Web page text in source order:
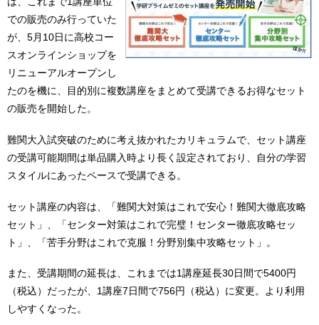
での販売のみ行っていた
が、5月10日に高校コー
スオンラインショップを
リニューアルオープンし
たのを機に、目的別に複数講座をまとめて受講できるお得なセット
の販売を開始した。
難関大入試突破のために考え抜かれたカリキュラムで、セット講座
の受講可能期間は単品購入時より長く設定されており、自分の学習
スタイルにあったペースで受講できる。
セット講座の内容は、「難関大対策はこれで安心！難関大徹底攻略
セット」、「センター対策はこれで完璧！センター徹底攻略セッ
ト」、「苦手分野はこれで克服！分野別集中攻略セット」。
また、受講期間の延長は、これまでは1講座延長30日間で5400円
（税込）だったが、1講座7日間で756円（税込）に変更。より利用
しやすくなった。